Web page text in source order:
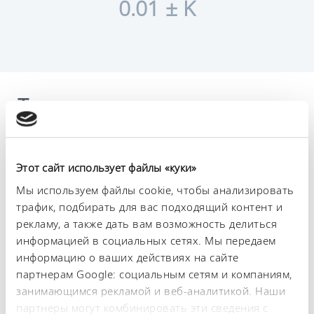
Этот сайт использует файлы «куки»
Мы используем файлы cookie, чтобы анализировать
трафик, подбирать для вас подходящий контент и
рекламу, а также дать вам возможность делиться
информацией в социальных сетях. Мы передаем
информацию о ваших действиях на сайте
партнерам Google: социальным сетям и компаниям,
занимающимся рекламой и веб-аналитикой. Наши
партнеры могут комбинировать эти сведения с
0.01 ± K
Технические
характеристики (согл.
DIN 12876)
Диапазон рабочих температур
30 ... 230 °C
Диапазон рабочих температур с водяным
охлаждением
20 ... 230 °C
Рабочий диапазон температур